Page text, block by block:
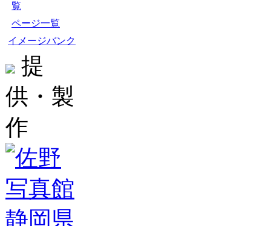
覧
ページ一覧
イメージバンク
提
供・製
作